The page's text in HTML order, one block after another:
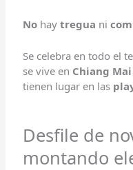
No haytregua ni
Se celebra en todo el
se vive en Chiang Mai
tienen lugar en las
Desfile de
montando